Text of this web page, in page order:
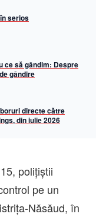
serios
ce să gândim: Despre
gândire
directe către
din iulie 2026
poliţiştii
pe un
Năsăud, în